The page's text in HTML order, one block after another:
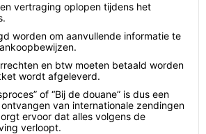
vertraging oplopen tijdens het
worden om aanvullende informatie te
en btw moeten betaald worden
wordt afgeleverd.
of “Bij de douane” is dus een
van internationale zendingen
ervoor dat alles volgens de
verloopt.